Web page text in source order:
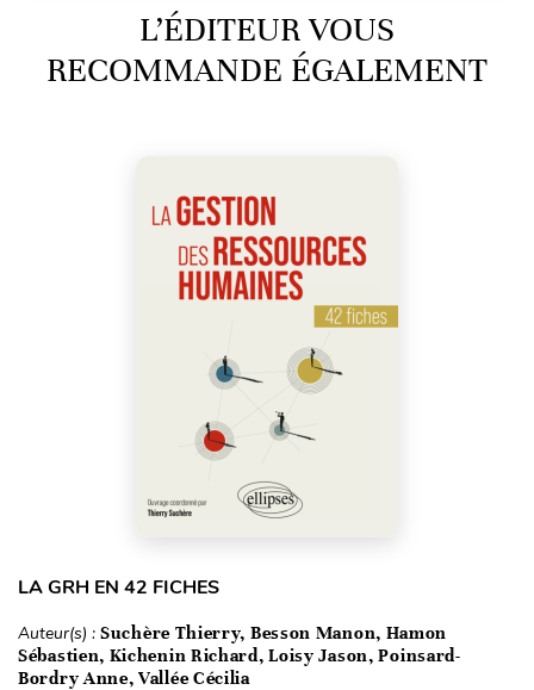
L’ÉDITEUR VOUS
RECOMMANDE ÉGALEMENT
LA GRH EN 42 FICHES
Auteur(s) : Suchère Thierry, Besson Manon, Hamon
Sébastien, Kichenin Richard, Loisy Jason, Poinsard-
Bordry Anne, Vallée Cécilia